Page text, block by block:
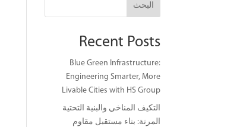
البحث
Recent Posts
Blue Green Infrastructure:
Engineering Smarter, More
Livable Cities with HS Group
التكيف المناخي والبنية التحتية
المرنة: بناء مستقبل مقاوم